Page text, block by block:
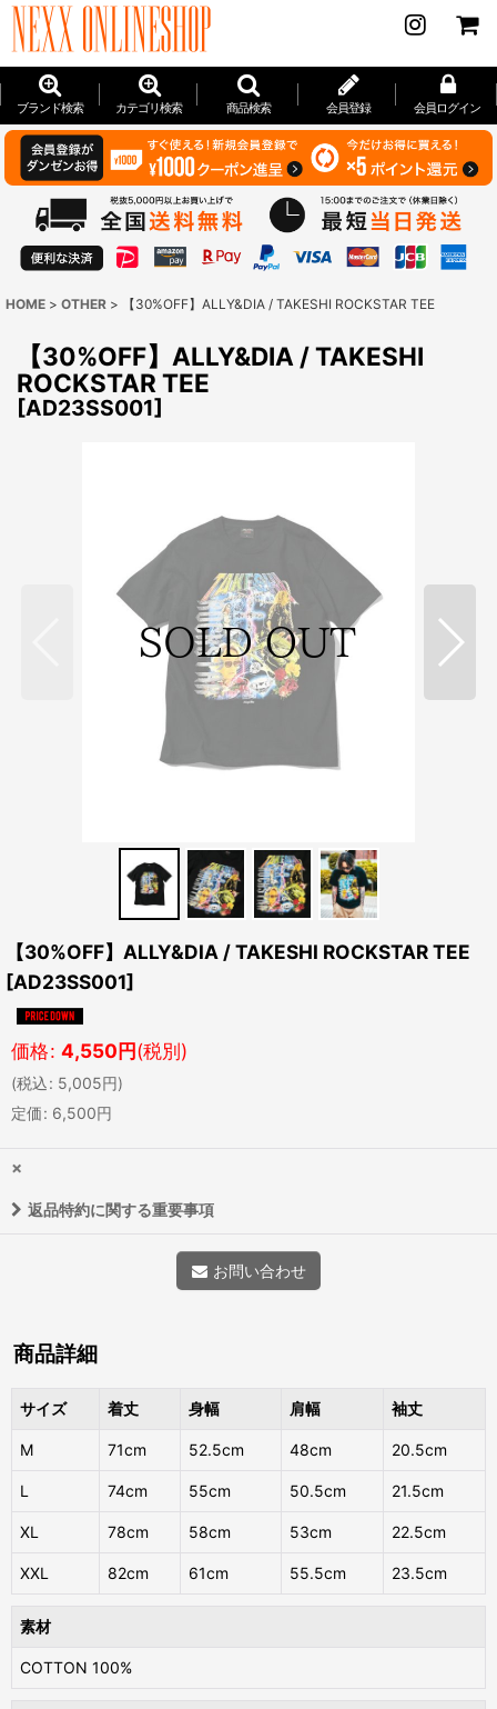
ブランド検索 カテゴリ検索 商品検索 会員登録 会員ログイン
HOME > OTHER > 【30%OFF】ALLY&DIA / TAKESHI ROCKSTAR TEE
【30%OFF】ALLY&DIA / TAKESHI
ROCKSTAR TEE
[AD23SS001]
【30%OFF】ALLY&DIA / TAKESHI ROCKSTAR TEE
[AD23SS001]
価格: 4,550円(税別)
(税込: 5,005円)
定価: 6,500円
×
返品特約に関する重要事項
お問い合わせ
商品詳細
サイズ 着丈 身幅 肩幅 袖丈
M 71cm 52.5cm 48cm 20.5cm
L 74cm 55cm 50.5cm 21.5cm
XL 78cm 58cm 53cm 22.5cm
XXL 82cm 61cm 55.5cm 23.5cm
素材
COTTON 100%